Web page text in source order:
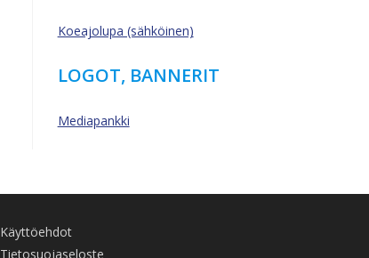
Koeajolupa (sähköinen)
LOGOT, BANNERIT
Mediapankki
Käyttöehdot
Tietosuojaseloste